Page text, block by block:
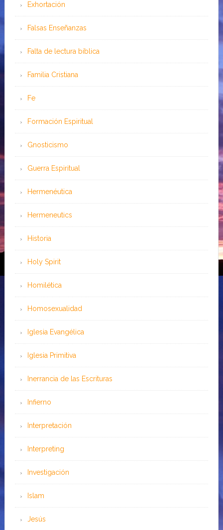
Exhortación
Falsas Enseñanzas
Falta de lectura bíblica
Familia Cristiana
Fe
Formación Espiritual
Gnosticismo
Guerra Espiritual
Hermenéutica
Hermeneutics
Historia
Holy Spirit
Homilética
Homosexualidad
Iglesia Evangélica
Iglesia Primitiva
Inerrancia de las Escrituras
Infierno
Interpretación
Interpreting
Investigación
Islam
Jesús